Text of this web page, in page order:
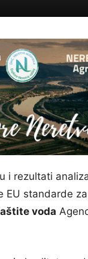
i rezultati
standarde
voda